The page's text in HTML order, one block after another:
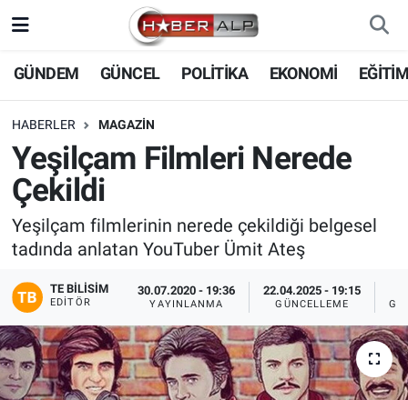
GÜNDEM GÜNCEL POLİTİKA EKONOMİ
HABERLER MAGAZİN
Yeşilçam Filmleri Nerede
Çekildi
Yeşilçam filmlerinin nerede çekildiği belgesel
tadında anlatan YouTuber Ümit Ateş
TE BILISIM
EDITÖR
30.07.2020 - 19:36
YAYINLANMA
22.04.2025 - 19:15
GÜNCELLEME
Nöbetçi Eczaneler
Hava Durumu
Trafik Durumu
Tüm Manşetler
Son Dakika Haberleri
Haber Arşivi